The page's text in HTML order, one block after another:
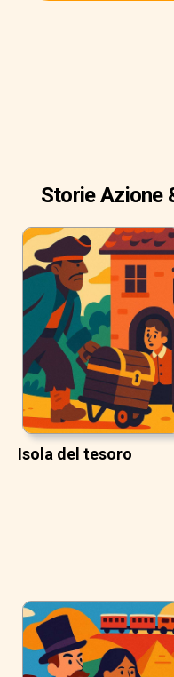
Storie Azione
Isola del tesoro